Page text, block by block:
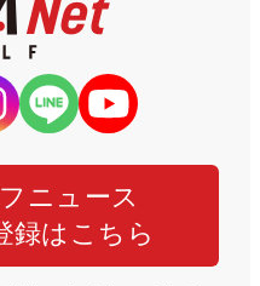
ニュース
録はこちら